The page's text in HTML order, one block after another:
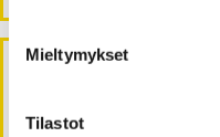
Mieltymykset
Tilastot
Viimeisimmät